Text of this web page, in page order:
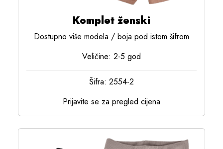
Komplet ženski
Dostupno više modela / boja pod istom šifrom
Veličine: 2-5 god
Šifra: 2554-2
Prijavite se za pregled cijena